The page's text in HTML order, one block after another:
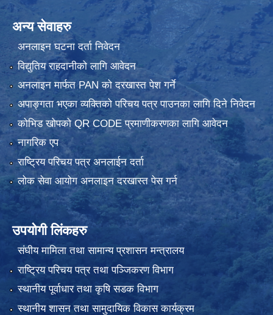
अन्य सेवाहरु
अनलाइन घटना दर्ता निवेदन
विद्युतिय राहदानीको लागि आवेदन
अनलाइन मार्फत PAN को दरखास्त पेश गर्ने
अपाङ्गता भएका व्यक्तिको परिचय पत्र पाउनका लागि दिने निवेदन
कोभिड खोपको QR CODE प्रमाणीकरणका लागि आवेदन
नागरिक एप
राष्ट्रिय परिचय पत्र अनलाईन दर्ता
लोक सेवा आयोग अनलाइन दरखास्त पेस गर्न
उपयोगी लिंकहरु
संघीय मामिला तथा सामान्य प्रशासन मन्त्रालय
राष्ट्रिय परिचय पत्र तथा पञ्जिकरण विभाग
स्थानीय पूर्वाधार तथा कृषि सडक विभाग
स्थानीय शासन तथा सामुदायिक विकास कार्यक्रम